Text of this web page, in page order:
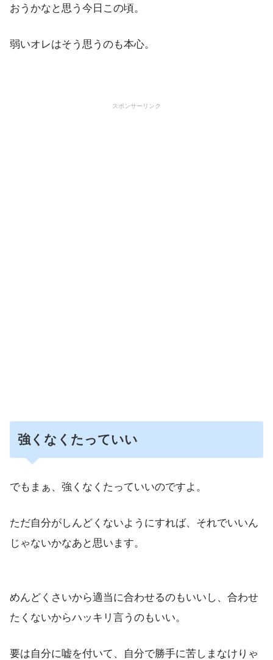
おうかなと思う今日この頃。
弱いオレはそう思うのも本心。
スポンサーリンク
強くなくたっていい
でもまぁ、強くなくたっていいのですよ。
ただ自分がしんどくないようにすれば、それでいいん
じゃないかなあと思います。
めんどくさいから適当に合わせるのもいいし、合わせ
たくないからハッキリ言うのもいい。
要は自分に嘘を付いて、自分で勝手に苦しまなけりゃ